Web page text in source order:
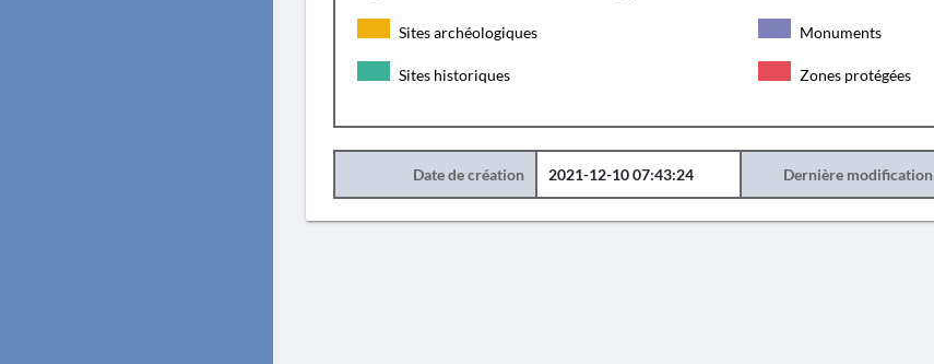
Sites archéologiques Monuments
Sites historiques Zones protégées
Date de création 2021-12-10 07:43:24 Dernière modification